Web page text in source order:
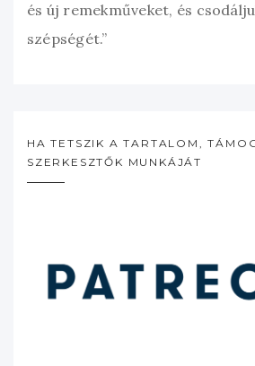
és új remekműveket, és
szépségét.”
HA TETSZIK A TARTALOM,
SZERKESZTŐK MUNKÁJÁT